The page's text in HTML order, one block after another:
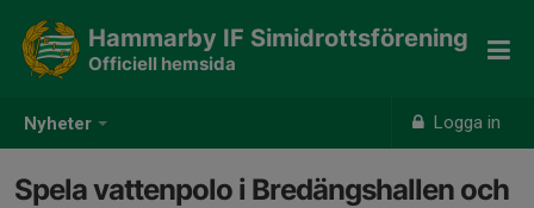
Nyheter Logga in
Hammarby IF Simidrottsförening
Officiell hemsida
Spela vattenpolo i Bredängshallen och